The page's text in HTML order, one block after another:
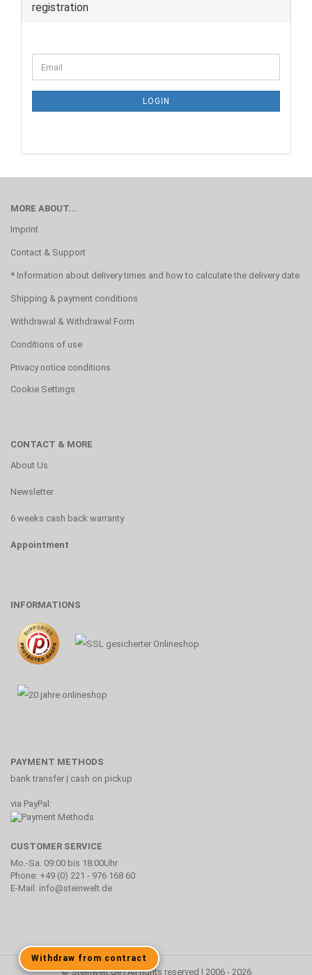
registration
TO
PAGE
Email
LOGIN
MORE ABOUT...
Imprint
Contact & Support
* Information about delivery times and how to calculate the delivery date
Shipping & payment conditions
Withdrawal & Withdrawal Form
Conditions of use
Privacy notice conditions
Cookie Settings
CONTACT & MORE
About Us
Newsletter
6 weeks cash back warranty
Appointment
INFORMATIONS
PAYMENT METHODS
bank transfer | cash on pickup
via PayPal:
CUSTOMER SERVICE
Mo.-Sa. 09:00 bis 18:00Uhr
Phone: +49 (0) 221 - 976 168 60
E-Mail: info@steinwelt.de
Withdraw from contract
© Steinwelt.de | All rights reserved | 2006 - 2026